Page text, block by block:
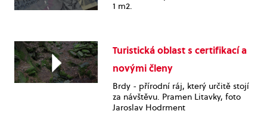
1 m2.
Turistická oblast s certifikací a
novými členy
Brdy - přírodní ráj, který určitě stojí
za návštěvu. Pramen Litavky, foto
Jaroslav Hodrment